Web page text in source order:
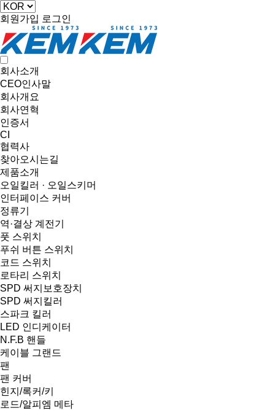
회원가입 로그인
회사소개
CEO인사말
회사개요
회사연혁
인증서
CI
협력사
찾아오시는길
제품소개
오일킬러 · 오일스키머
인터페이스 커버
정류기
역·결상 계전기
풋 스위치
푸쉬 버튼 스위치
코드 스위치
로타리 스위치
SPD 써지보호장치
SPD 써지킬러
스파크 킬러
LED 인디케이터
N.F.B 핸들
케이블 그랜드
팬
팬 커버
힌지/록커/키
로드/알피엠 메타